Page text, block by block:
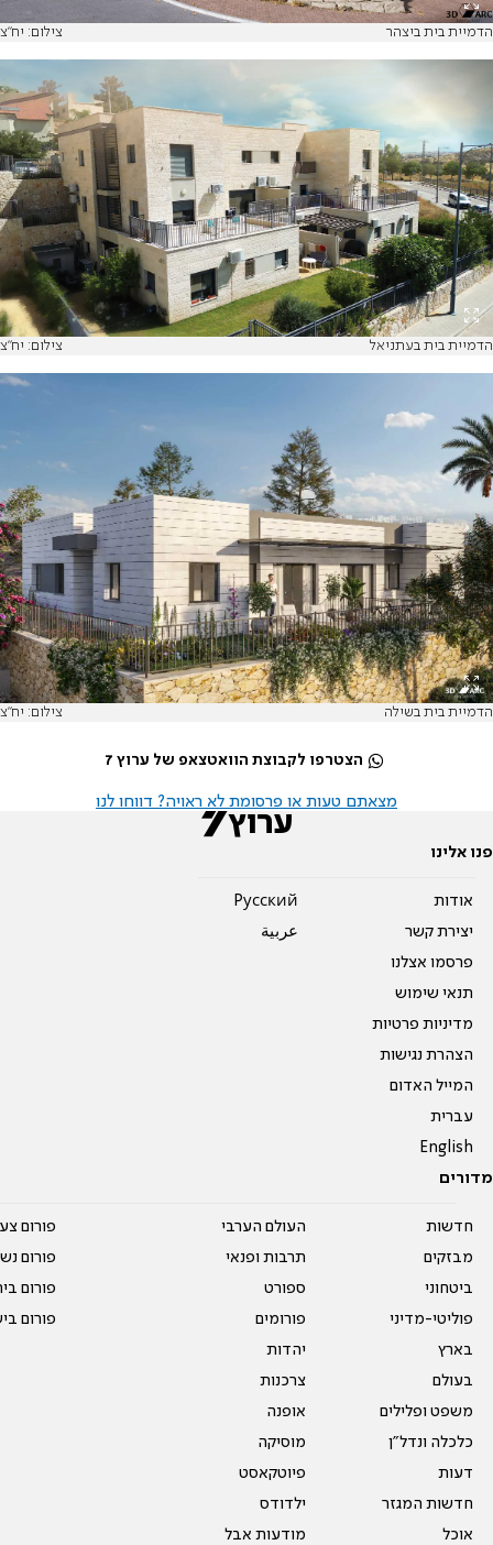
הדמיית בית ביצהר צילום: יח"צ
הדמיית בית בעתניאל צילום: יח"צ
הדמיית בית בשילה צילום: יח"צ
הצטרפו לקבוצת הוואטצאפ של ערוץ 7
מצאתם טעות או פרסומת לא ראויה? דווחו לנו
פנו אלינו
אודות
יצירת קשר
פרסמו אצלנו
תנאי שימוש
מדיניות פרטיות
הצהרת נגישות
המייל האדום
עברית
English
Pусский
عربية
מדורים
חדשות
מבזקים
ביטחוני
פוליטי-מדיני
בארץ
בעולם
משפט ופלילים
כלכלה ונדל"ן
דעות
חדשות המגזר
אוכל
העולם הערבי
תרבות ופנאי
ספורט
פורומים
יהדות
צרכנות
אופנה
מוסיקה
פיוטקאסט
ילדודס
מודעות אבל
פורום
פורום
פורום
פורום